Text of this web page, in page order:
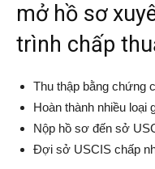
mở hồ sơ
trình chấp
Thu thập bằng chứng
Hoàn thành nhiều loại
Nộp hồ sơ đến sở
Đợi sở USCIS chấp